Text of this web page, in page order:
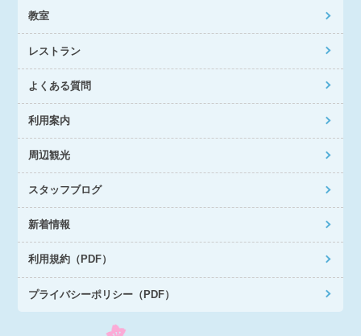
教室
レストラン
よくある質問
利用案内
周辺観光
スタッフブログ
新着情報
利用規約（PDF）
プライバシーポリシー（PDF）